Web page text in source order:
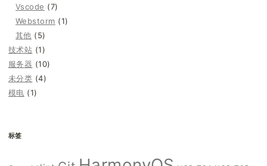
Vscode (7)
Webstorm (1)
其他 (5)
技术站 (1)
服务器 (10)
未分类 (4)
模电 (1)
标签